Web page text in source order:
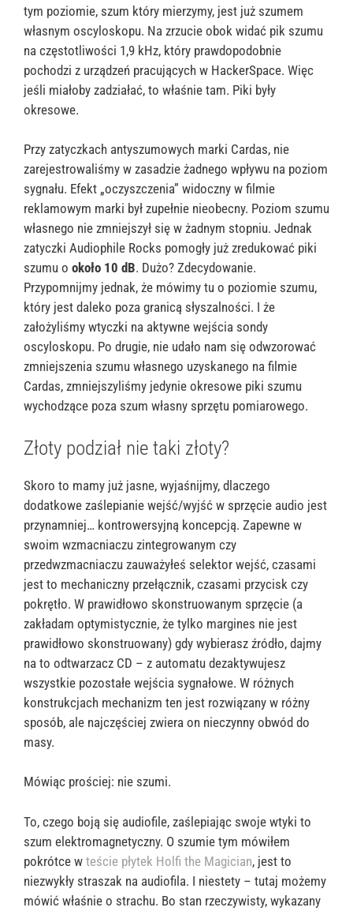
tym poziomie, szum który mierzymy, jest już szumem
własnym oscyloskopu. Na zrzucie obok widać pik szumu
na częstotliwości 1,9 kHz, który prawdopodobnie
pochodzi z urządzeń pracujących w HackerSpace. Więc
jeśli miałoby zadziałać, to właśnie tam. Piki były
okresowe.
Przy zatyczkach antyszumowych marki Cardas, nie
zarejestrowaliśmy w zasadzie żadnego wpływu na poziom
sygnału. Efekt „oczyszczenia” widoczny w filmie
reklamowym marki był zupełnie nieobecny. Poziom szumu
własnego nie zmniejszył się w żadnym stopniu. Jednak
zatyczki Audiophile Rocks pomogły już zredukować piki
szumu o około 10 dB. Dużo? Zdecydowanie.
Przypomnijmy jednak, że mówimy tu o poziomie szumu,
który jest daleko poza granicą słyszalności. I że
założyliśmy wtyczki na aktywne wejścia sondy
oscyloskopu. Po drugie, nie udało nam się odwzorować
zmniejszenia szumu własnego uzyskanego na filmie
Cardas, zmniejszyliśmy jedynie okresowe piki szumu
wychodzące poza szum własny sprzętu pomiarowego.
Złoty podział nie taki złoty?
Skoro to mamy już jasne, wyjaśnijmy, dlaczego
dodatkowe zaślepianie wejść/wyjść w sprzęcie audio jest
przynamniej… kontrowersyjną koncepcją. Zapewne w
swoim wzmacniaczu zintegrowanym czy
przedwzmacniaczu zauważyłeś selektor wejść, czasami
jest to mechaniczny przełącznik, czasami przycisk czy
pokrętło. W prawidłowo skonstruowanym sprzęcie (a
zakładam optymistycznie, że tylko margines nie jest
prawidłowo skonstruowany) gdy wybierasz źródło, dajmy
na to odtwarzacz CD – z automatu dezaktywujesz
wszystkie pozostałe wejścia sygnałowe. W różnych
konstrukcjach mechanizm ten jest rozwiązany w różny
sposób, ale najczęściej zwiera on nieczynny obwód do
masy.
Mówiąc prościej: nie szumi.
To, czego boją się audiofile, zaślepiając swoje wtyki to
szum elektromagnetyczny. O szumie tym mówiłem
pokrótce w teście płytek Holfi the Magician, jest to
niezwykły straszak na audiofila. I niestety – tutaj możemy
mówić właśnie o strachu. Bo stan rzeczywisty, wykazany